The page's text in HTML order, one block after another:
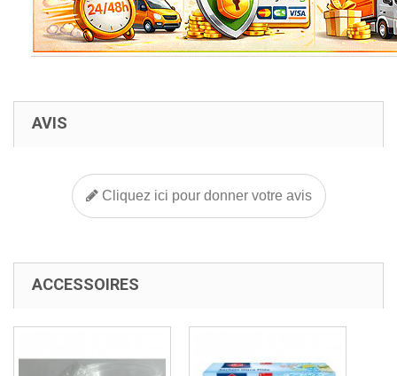
AVIS
Cliquez ici pour donner votre avis
ACCESSOIRES